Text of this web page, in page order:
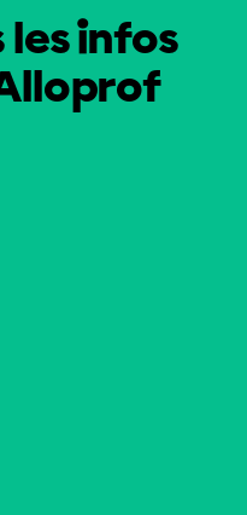
les infos